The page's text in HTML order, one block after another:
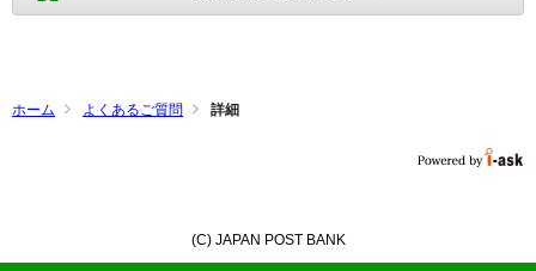
ホーム よくあるご質問 詳細
(C) JAPAN POST BANK